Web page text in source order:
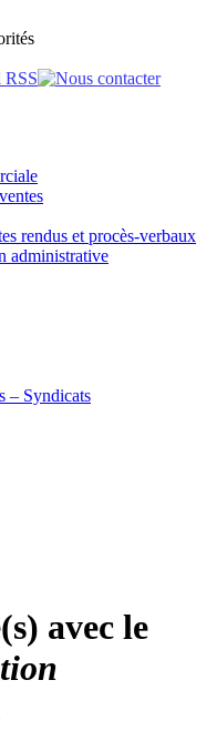
rendus et procès-verbaux
administrative
– Syndicats
avec le